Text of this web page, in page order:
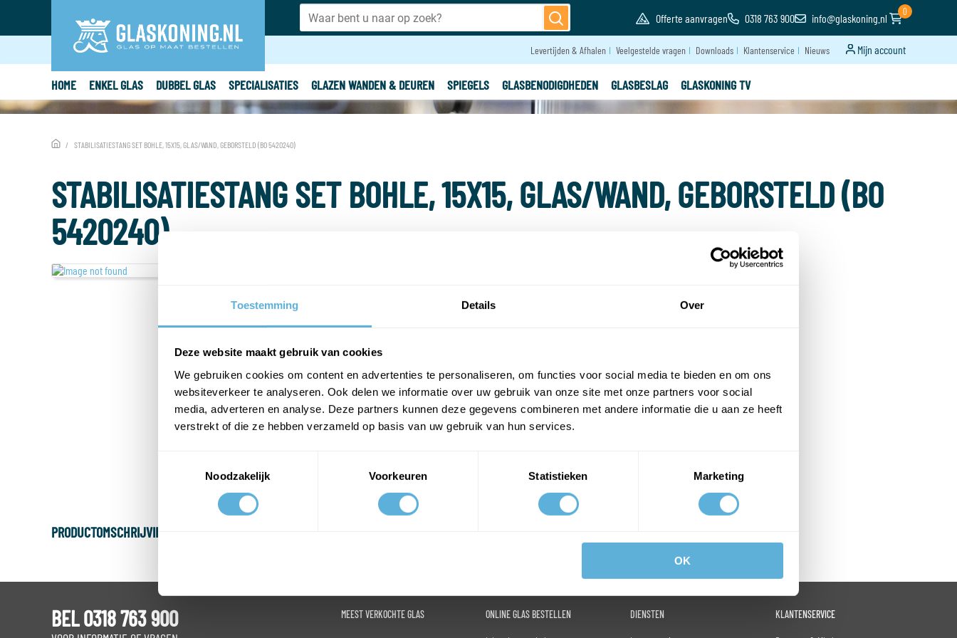
Toestemming Details Over
Deze website maakt gebruik van cookies
We gebruiken cookies om content en advertenties te personaliseren, om functies voor social media te bieden en om ons
websiteverkeer te analyseren. Ook delen we informatie over uw gebruik van onze site met onze partners voor social
media, adverteren en analyse. Deze partners kunnen deze gegevens combineren met andere informatie die u aan ze heeft
verstrekt of die ze hebben verzameld op basis van uw gebruik van hun services.
Noodzakelijk
Voorkeuren Statistieken Marketing
OK
Offerte aanvragen 0318 763 900 info@glaskoning.nl 0
Levertijden & Afhalen Veelgestelde vragen Downloads Klantenservice Nieuws Mijn account
HOME ENKEL GLAS DUBBEL GLAS SPECIALISATIES GLAZEN WANDEN & DEUREN SPIEGELS GLASBENODIGDHEDEN GLASBESLAG GLASKONING TV
STABILISATIESTANG SET BOHLE, 15X15, GLAS/WAND, GEBORSTELD (BO 5420240)
STABILISATIESTANG SET BOHLE, 15X15, GLAS/WAND, GEBORSTELD (BO
5420240)
Voorraad
Prijs exclusief btw € 67,29
Prijs inclusief btw € 81,42
PRODUCTOMSCHRIJVING
BEL 0318 763 900 MEEST VERKOCHTE GLAS ONLINE GLAS BESTELLEN DIENSTEN KLANTENSERVICE